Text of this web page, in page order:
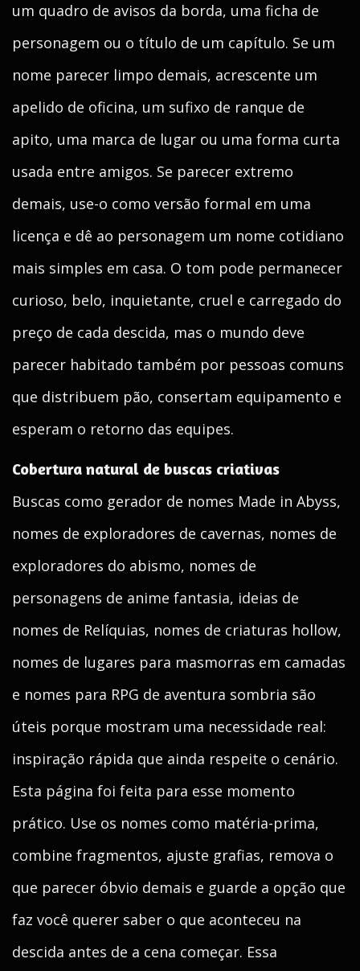
um quadro de avisos da borda, uma ficha de
personagem ou o título de um capítulo. Se um
nome parecer limpo demais, acrescente um
apelido de oficina, um sufixo de ranque de
apito, uma marca de lugar ou uma forma curta
usada entre amigos. Se parecer extremo
demais, use-o como versão formal em uma
licença e dê ao personagem um nome cotidiano
mais simples em casa. O tom pode permanecer
curioso, belo, inquietante, cruel e carregado do
preço de cada descida, mas o mundo deve
parecer habitado também por pessoas comuns
que distribuem pão, consertam equipamento e
esperam o retorno das equipes.
Cobertura natural de buscas criativas
Buscas como gerador de nomes Made in Abyss,
nomes de exploradores de cavernas, nomes de
exploradores do abismo, nomes de
personagens de anime fantasia, ideias de
nomes de Relíquias, nomes de criaturas hollow,
nomes de lugares para masmorras em camadas
e nomes para RPG de aventura sombria são
úteis porque mostram uma necessidade real:
inspiração rápida que ainda respeite o cenário.
Esta página foi feita para esse momento
prático. Use os nomes como matéria-prima,
combine fragmentos, ajuste grafias, remova o
que parecer óbvio demais e guarde a opção que
faz você querer saber o que aconteceu na
descida antes de a cena começar. Essa